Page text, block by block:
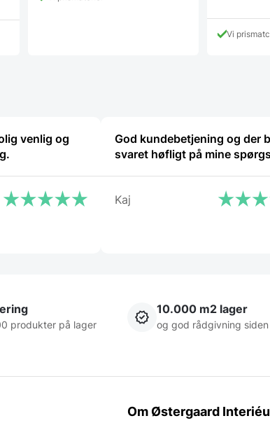
er:
pris
er:Vi
venlig og
God kundebetjening og der
svaret høfligt på mine
Kaj
produkter på lager
10.000 m2 lager
og god rådgivning siden
Om Østergaard